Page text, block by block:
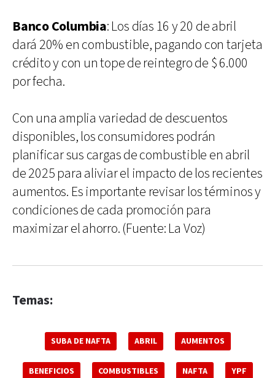
Banco Columbia: Los días 16 y 20 de abril
dará 20% en combustible, pagando con tarjeta
crédito y con un tope de reintegro de $ 6.000
por fecha.
Con una amplia variedad de descuentos
disponibles, los consumidores podrán
planificar sus cargas de combustible en abril
de 2025 para aliviar el impacto de los recientes
aumentos. Es importante revisar los términos y
condiciones de cada promoción para
maximizar el ahorro. (Fuente: La Voz)
Temas:
SUBA DE NAFTA ABRIL AUMENTOS
BENEFICIOS COMBUSTIBLES NAFTA YPF